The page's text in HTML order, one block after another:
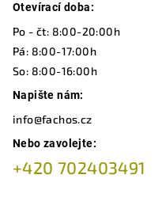
Otevírací doba:
Po - čt: 8:00-20:00h
Pá: 8:00-17:00h
So: 8:00-16:00h
Napište nám:
info@fachos.cz
Nebo zavolejte:
+420 702403491